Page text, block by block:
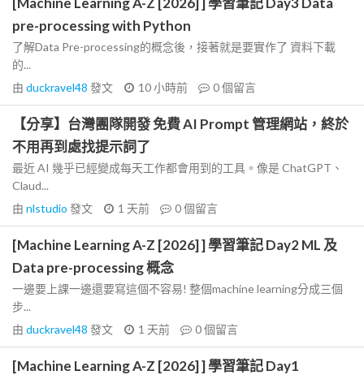
pre-processing with Python
了解Data Pre-processing的概念後，接著就是要實作了 資料下載
的...
由 duckravel48 發文 10 小時前 0個留言
【分享】台灣團隊開發 免費 AI Prompt 管理網站，終於
不用再到處找提示詞了
最近 AI 幾乎已經變成每天工作都會用到的工具。像是 ChatGPT、
Claud...
由 nlstudio 發文 1 天前 0個留言
[Machine Learning A-Z [2026] ] 學習筆記 Day2 ML 及
Data pre-processing 概念
一邊要上課一邊還要寫這個不容易! 整個machine learning分成三個
步...
由 duckravel48 發文 1 天前 0個留言
[Machine Learning A-Z [2026] ] 學習筆記 Day1